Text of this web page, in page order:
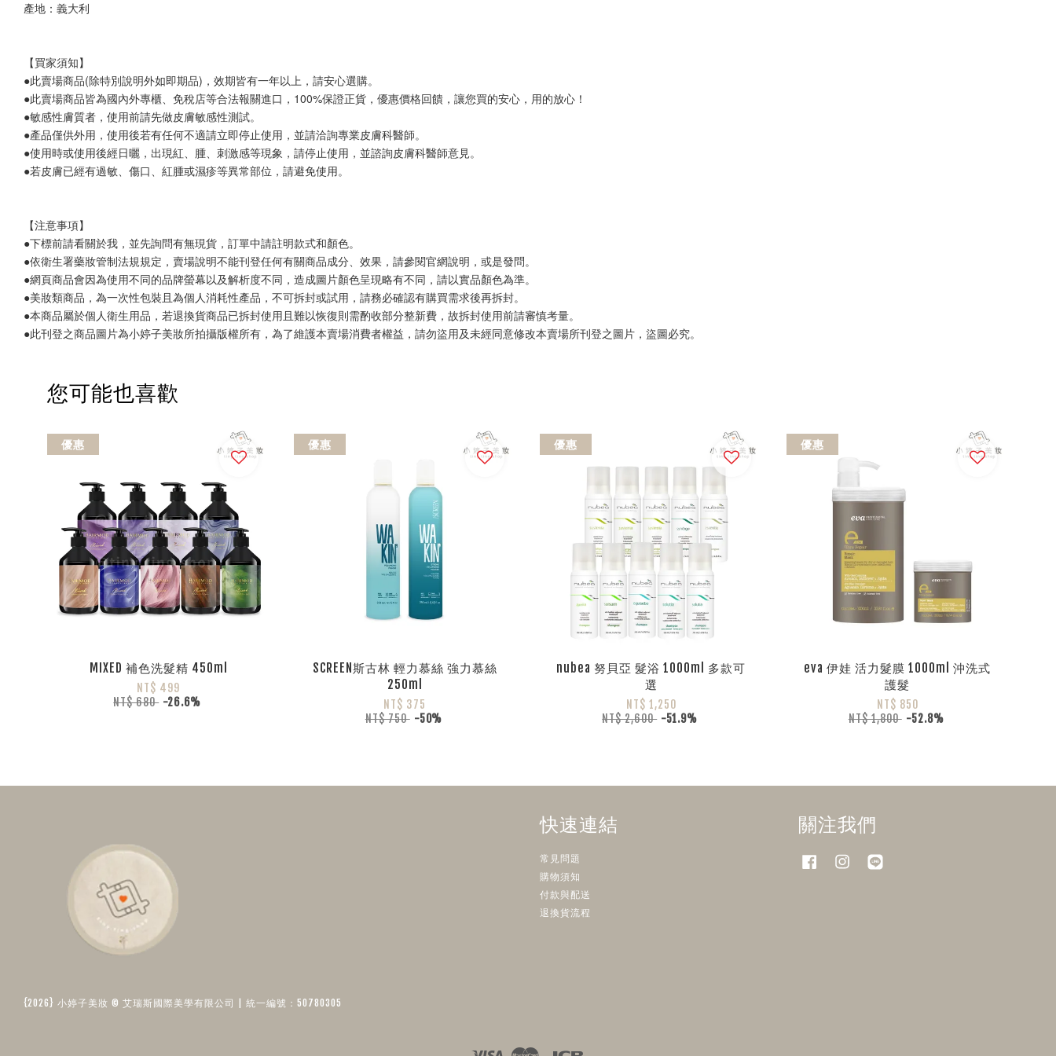
產地：義大利
【買家須知】
●此賣場商品(除特別說明外如即期品)，效期皆有一年以上，請安心選購。
●此賣場商品皆為國內外專櫃、免稅店等合法報關進口，100%保證正貨，優惠價格回饋，讓您買的安心，用的放心！
●敏感性膚質者，使用前請先做皮膚敏感性測試。
●產品僅供外用，使用後若有任何不適請立即停止使用，並請洽詢專業皮膚科醫師。
●使用時或使用後經日曬，出現紅、腫、刺激感等現象，請停止使用，並諮詢皮膚科醫師意見。
●若皮膚已經有過敏、傷口、紅腫或濕疹等異常部位，請避免使用。
【注意事項】
●下標前請看關於我，並先詢問有無現貨，訂單中請註明款式和顏色。
●依衛生署藥妝管制法規規定，賣場說明不能刊登任何有關商品成分、效果，請參閱官網說明，或是發問。
●網頁商品會因為使用不同的品牌螢幕以及解析度不同，造成圖片顏色呈現略有不同，請以實品顏色為準。
●美妝類商品，為一次性包裝且為個人消耗性產品，不可拆封或試用，請務必確認有購買需求後再拆封。
●本商品屬於個人衛生用品，若退換貨商品已拆封使用且難以恢復則需酌收部分整新費，故拆封使用前請審慎考量。
●此刊登之商品圖片為小婷子美妝所拍攝版權所有，為了維護本賣場消費者權益，請勿盜用及未經同意修改本賣場所刊登之圖片，盜圖必究。
您可能也喜歡
優惠
MIXED 補色洗髮精 450ml
NT$ 499
NT$ 680 -26.6%
優惠
SCREEN斯古林 輕力慕絲 強力慕絲
250ml
NT$ 375
NT$ 750 -50%
優惠
nubea 努貝亞 髮浴 1000ml 多款可
選
NT$ 1,250
NT$ 2,600 -51.9%
優惠
eva 伊娃 活力髮膜 1000ml 沖洗式
護髮
NT$ 850
NT$ 1,800 -52.8%
{2026} 小婷子美妝 © 艾瑞斯國際美學有限公司 | 統一編號：50780305​
快速連結
常見問題
購物須知
付款與配送
退換貨流程
關注我們
Facebook Instagram
Visa Master